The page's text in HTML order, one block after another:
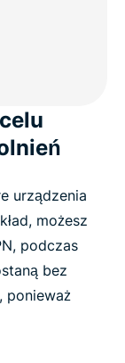
urządzenia
możesz
podczas
bez
ponieważ